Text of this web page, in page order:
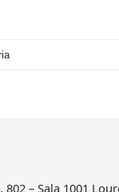
802 – Sala 1001